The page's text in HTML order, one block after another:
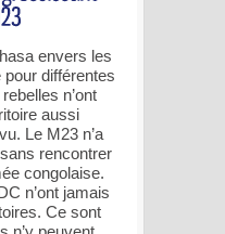
envers les
pour différentes
n’ont
aussi
Le M23 n’a
rencontrer
congolaise.
n’ont jamais
Ce sont